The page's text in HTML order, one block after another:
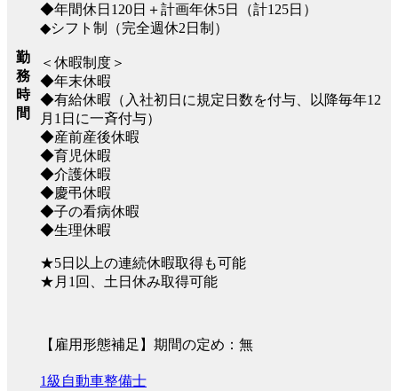
勤
務
時
間
◆年間休日120日＋計画年休5日（計125日）
◆シフト制（完全週休2日制）
＜休暇制度＞
◆年末休暇
◆有給休暇（入社初日に規定日数を付与、以降毎年12
月1日に一斉付与）
◆産前産後休暇
◆育児休暇
◆介護休暇
◆慶弔休暇
◆子の看病休暇
◆生理休暇
★5日以上の連続休暇取得も可能
★月1回、土日休み取得可能
【雇用形態補足】期間の定め：無
1級自動車整備士